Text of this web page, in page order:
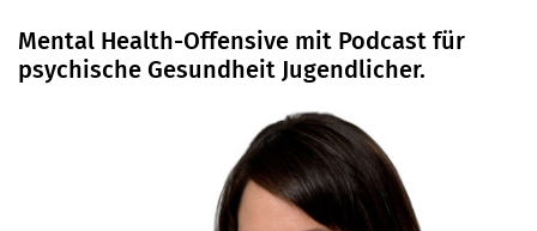
Mental Health-Offensive mit Podcast für
psychische Gesundheit Jugendlicher.